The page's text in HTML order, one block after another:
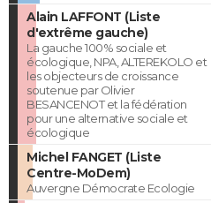
Alain LAFFONT (Liste
d'extrême gauche)
La gauche 100% sociale et
écologique, NPA, ALTEREKOLO et
les objecteurs de croissance
soutenue par Olivier
BESANCENOT et la fédération
pour une alternative sociale et
écologique
Michel FANGET (Liste
Centre-MoDem)
Auvergne Démocrate Ecologie